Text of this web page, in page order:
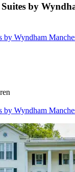
by
by Wyndham
by Wyndham